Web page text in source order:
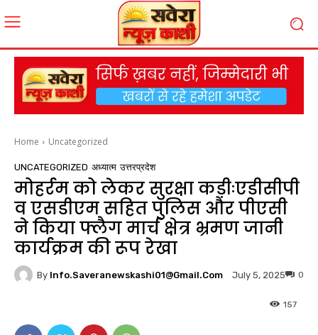
Home Uncategorized
UNCATEGORIZED अध्यात्म उत्तरप्रदेश
मोहर्रम को लेकर सुरक्षा कड़ीःएडीसीपी
व एसडीएम सहित पुलिस और पीएसी
ने किया फ्लैग मार्च क्षेत्र भ्रमण जानी
कार्यक्रम की रूप रेखा
By Info.saveranewskashi01@gmail.com July 5, 2025 0
157